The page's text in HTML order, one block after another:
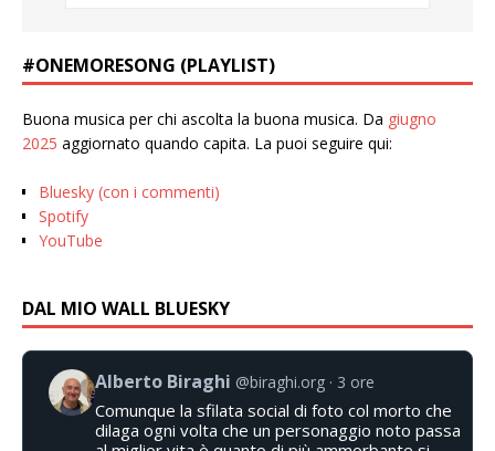
#ONEMORESONG (PLAYLIST)
Buona musica per chi ascolta la buona musica. Da giugno
2025 aggiornato quando capita. La puoi seguire qui:
Bluesky (con i commenti)
Spotify
YouTube
DAL MIO WALL BLUESKY
Alberto Biraghi @biraghi.org 3 ore
Comunque la sfilata social di foto col morto che
dilaga ogni volta che un personaggio noto passa